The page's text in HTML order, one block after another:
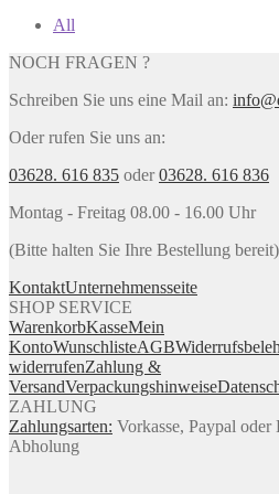
All
NOCH FRAGEN ?
Schreiben Sie uns eine Mail an:
Oder rufen Sie uns an:
03628. 616 835 oder03628. 616 836
Montag - Freitag 08.00 - 16.00 Uhr
(Bitte halten Sie Ihre Bestellung bereit)
KontaktUnternehmensseite
SHOP SERVICE
WarenkorbKasseMein
KontoWunschlisteAGB
widerrufenZahlung &
VersandVerpackungshinweise
ZAHLUNG
Zahlungsarten: Vorkasse, Paypal
Abholung